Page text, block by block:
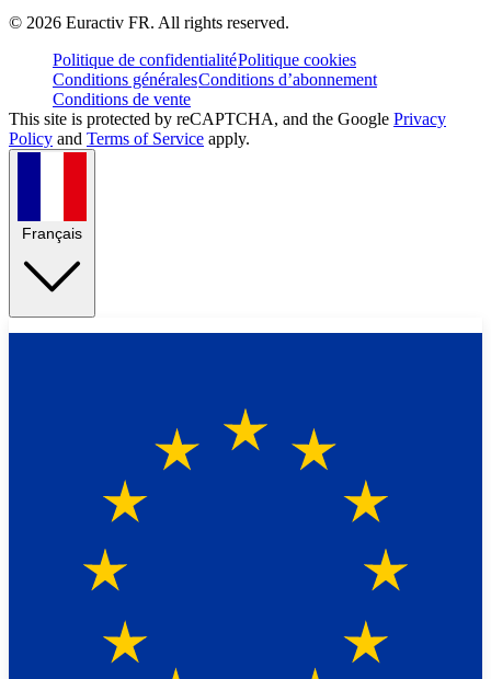
© 2026 Euractiv FR. All rights reserved.
Politique de confidentialitéPolitique cookies
Conditions généralesConditions d’abonnement
Conditions de vente
This site is protected by reCAPTCHA, and the Google Privacy
Policy and Terms of Service apply.
Français